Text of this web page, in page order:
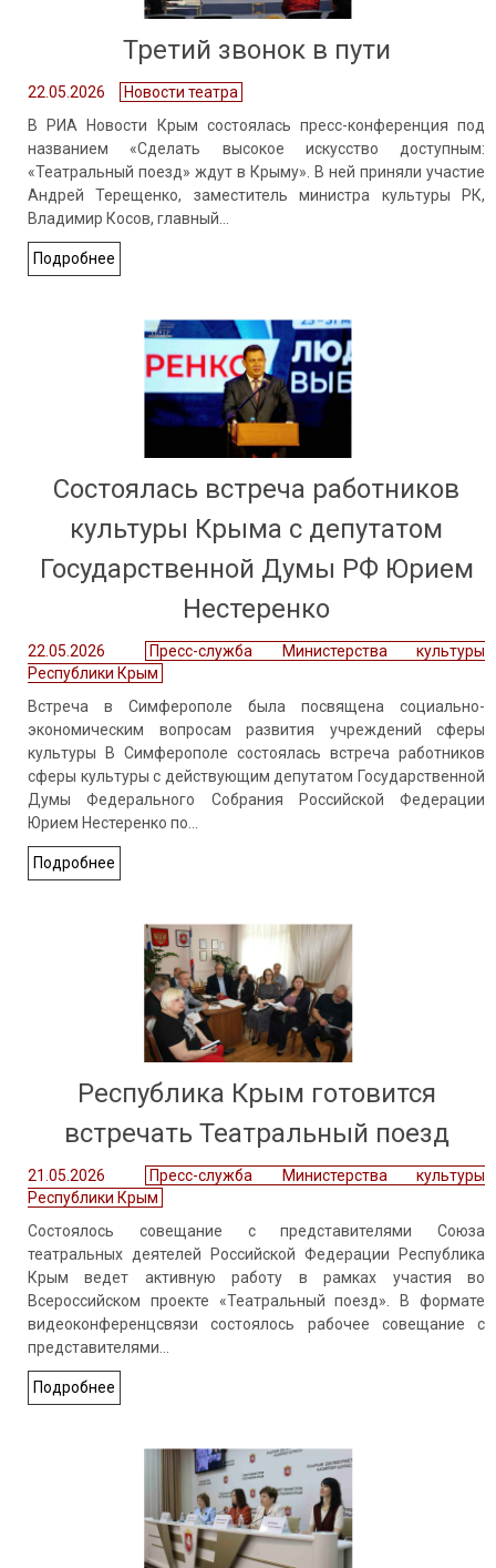
Третий звонок в пути
22.05.2026
Новости театра
В РИА Новости Крым состоялась пресс-конференция под
названием «Сделать высокое искусство доступным:
«Театральный поезд» ждут в Крыму». В ней приняли участие
Андрей Терещенко, заместитель министра культуры РК,
Владимир Косов, главный…
Подробнее
Состоялась встреча работников
культуры Крыма с депутатом
Государственной Думы РФ Юрием
Нестеренко
22.05.2026
Пресс-служба Министерства культуры
Республики Крым
Встреча в Симферополе была посвящена социально-
экономическим вопросам развития учреждений сферы
культуры В Симферополе состоялась встреча работников
сферы культуры с действующим депутатом Государственной
Думы Федерального Собрания Российской Федерации
Юрием Нестеренко по…
Подробнее
Республика Крым готовится
встречать Театральный поезд
21.05.2026
Пресс-служба Министерства культуры
Республики Крым
Состоялось совещание с представителями Союза
театральных деятелей Российской Федерации Республика
Крым ведет активную работу в рамках участия во
Всероссийском проекте «Театральный поезд». В формате
видеоконференцсвязи состоялось рабочее совещание с
представителями…
Подробнее